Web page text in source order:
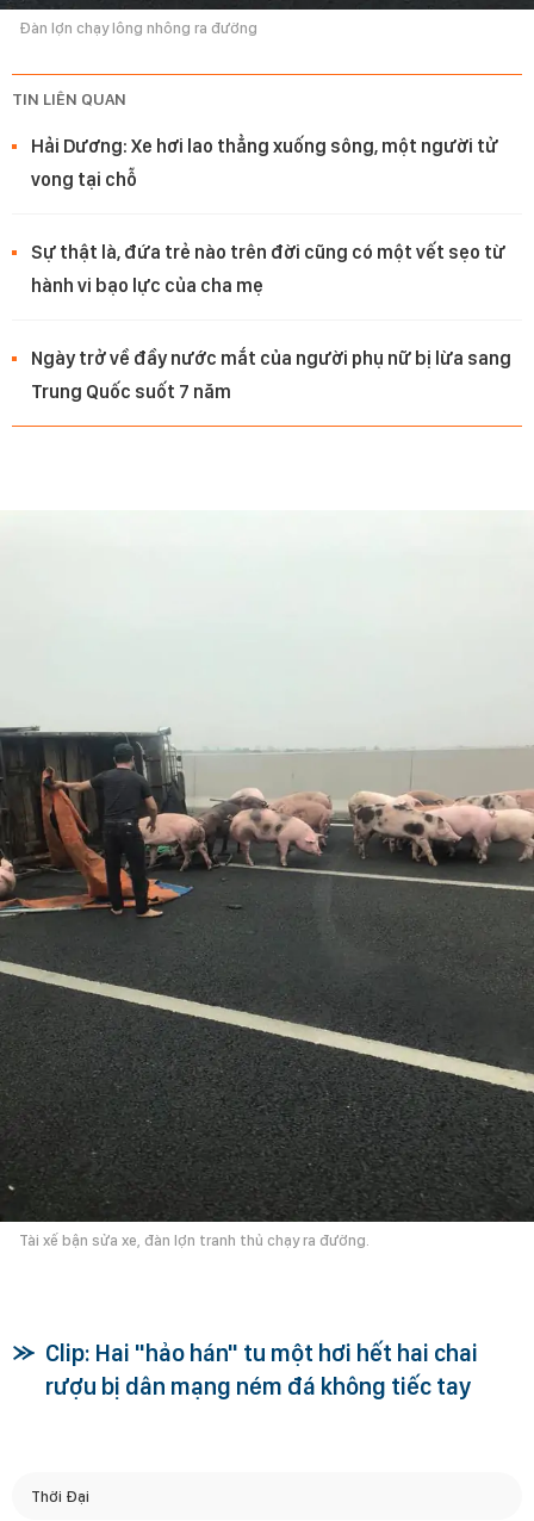
Đàn lợn chạy lông nhông ra đường
TIN LIÊN QUAN
Hải Dương: Xe hơi lao thẳng xuống sông, một người tử
vong tại chỗ
Sự thật là, đứa trẻ nào trên đời cũng có một vết sẹo từ
hành vi bạo lực của cha mẹ
Ngày trở về đầy nước mắt của người phụ nữ bị lừa sang
Trung Quốc suốt 7 năm
Tài xế bận sửa xe, đàn lợn tranh thủ chạy ra đường.
Clip: Hai "hảo hán" tu một hơi hết hai chai
rượu bị dân mạng ném đá không tiếc tay
Thời Đại